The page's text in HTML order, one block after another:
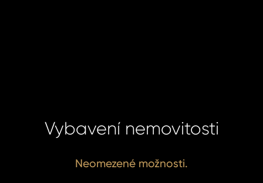
Vybavení nemovitosti
Neomezené možnosti.